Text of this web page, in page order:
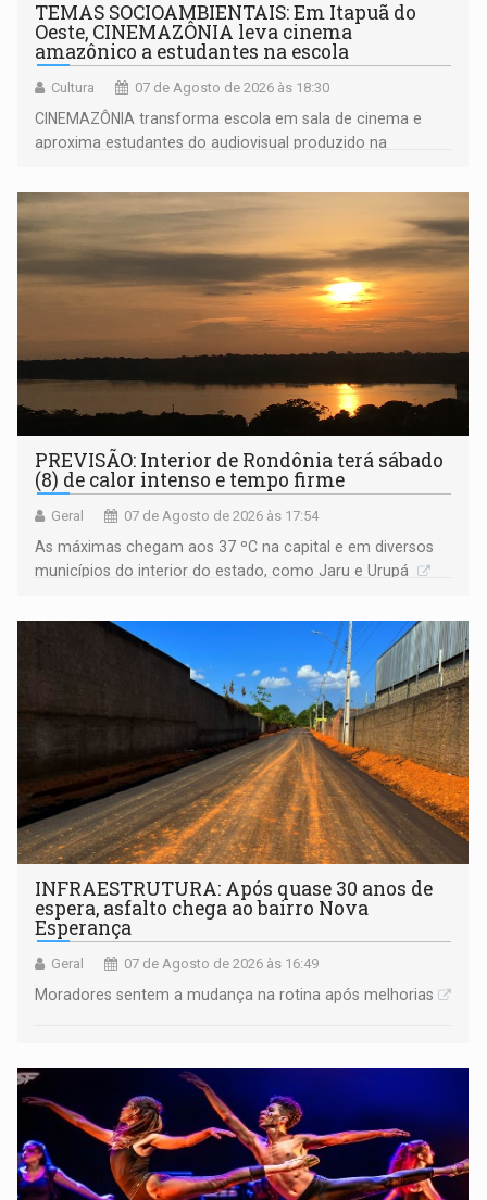
TEMAS SOCIOAMBIENTAIS: Em Itapuã do
Oeste, CINEMAZÔNIA leva cinema
amazônico a estudantes na escola
Cultura 07 de Agosto de 2026 às 18:30
CINEMAZÔNIA transforma escola em sala de cinema e
aproxima estudantes do audiovisual produzido na
PREVISÃO: Interior de Rondônia terá sábado
(8) de calor intenso e tempo firme
Geral 07 de Agosto de 2026 às 17:54
As máximas chegam aos 37 ºC na capital e em diversos
municípios do interior do estado, como Jaru e Urupá
INFRAESTRUTURA: Após quase 30 anos de
espera, asfalto chega ao bairro Nova
Esperança
Geral 07 de Agosto de 2026 às 16:49
Moradores sentem a mudança na rotina após melhorias